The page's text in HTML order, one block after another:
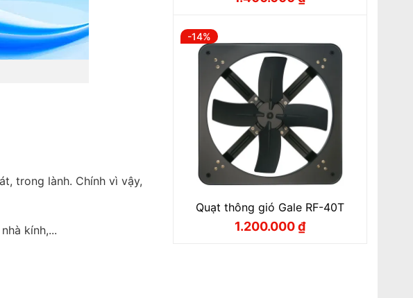
trong lành. Chính vì vậy,
kính,...
1.400.000 ₫.
-14%
Quạt thông gió Gale RF-40T
Giá
1.200.000₫
Giá